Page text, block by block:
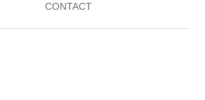
CONTACT